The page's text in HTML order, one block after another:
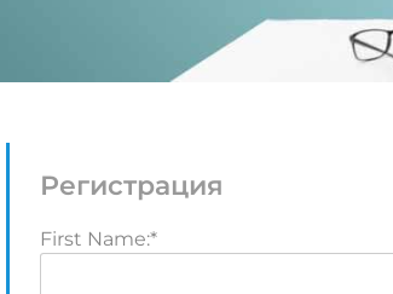
Регистрация
First Name:*